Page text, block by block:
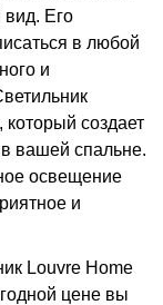
Его
в любой
и
создает
вашей спальне.
освещение
и
Louvre Home
цене вы